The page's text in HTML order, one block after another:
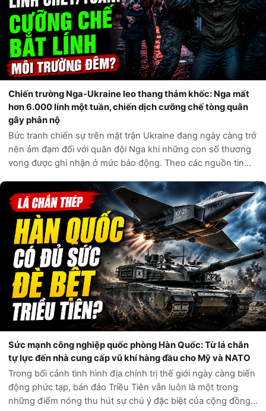
Chiến trường Nga-Ukraine leo thang thảm khốc: Nga mất
hơn 6.000 lính một tuần, chiến dịch cưỡng chế tòng quân
gây phẫn nộ
Bức tranh chiến sự trên mặt trận Ukraine đang ngày càng trở
nên ảm đạm đối với quân đội Nga khi những con số thương
vong được ghi nhận ở mức báo động. Theo các nguồn tin
vòng một tuần qua, q...
Sức mạnh công nghiệp quốc phòng Hàn Quốc: Từ lá chắn
tự lực đến nhà cung cấp vũ khí hàng đầu cho Mỹ và NATO
Trong bối cảnh tình hình địa chính trị thế giới ngày càng biến
động phức tạp, bán đảo Triều Tiên vẫn luôn là một trong
những điểm nóng thu hút sự chú ý đặc biệt của cộng đồng